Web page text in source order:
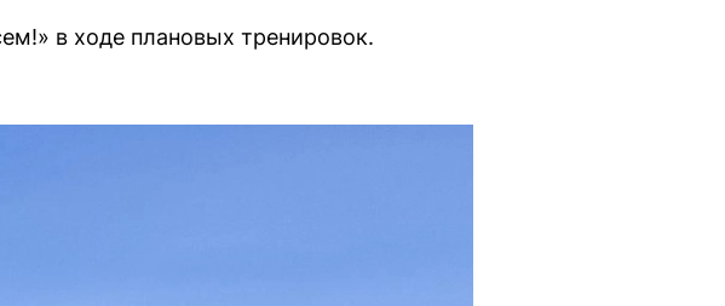
в ходе плановых тренировок.